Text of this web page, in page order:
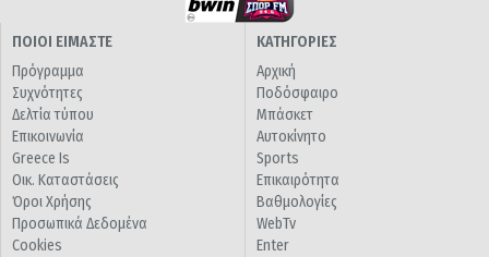
ΠΟΙΟΙ ΕΙΜΑΣΤΕ
Πρόγραμμα
Συχνότητες
Δελτία τύπου
Επικοινωνία
Greece Is
Οικ. Καταστάσεις
Όροι Χρήσης
Προσωπικά Δεδομένα
Cookies
ΚΑΤΗΓΟΡΙΕΣ
Αρχική
Ποδόσφαιρο
Μπάσκετ
Αυτοκίνητο
Sports
Επικαιρότητα
Βαθμολογίες
WebTv
Enter